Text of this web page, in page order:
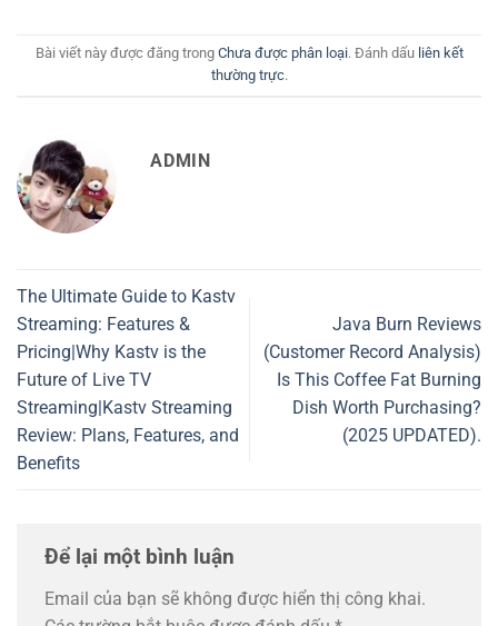
Bài viết này được đăng trong Chưa được phân loại. Đánh dấu liên kết
thường trực.
ADMIN
The Ultimate Guide to Kastv
Streaming: Features &
Pricing|Why Kastv is the
Future of Live TV
Streaming|Kastv Streaming
Review: Plans, Features, and
Benefits
Java Burn Reviews
(Customer Record Analysis)
Is This Coffee Fat Burning
Dish Worth Purchasing?
(2025 UPDATED).
Để lại một bình luận
Email của bạn sẽ không được hiển thị công khai.